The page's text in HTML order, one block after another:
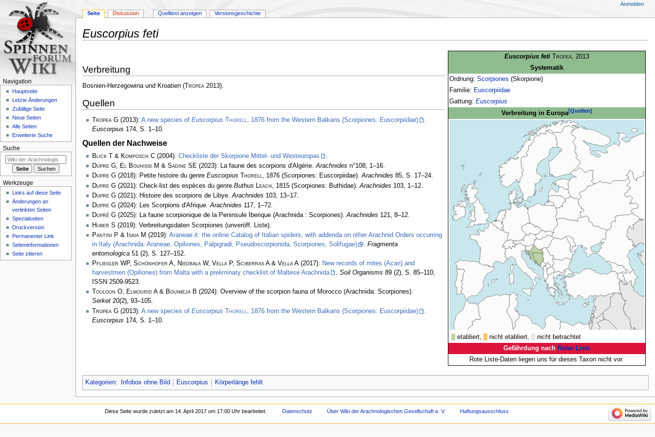
Euscorpius feti
springen
springen
Euscorpius feti Tropea, 2013
Systematik
Ordnung: Scorpiones (Skorpione)
Familie: Euscorpiidae
Gattung: Euscorpius
Verbreitung in Europa[Quellen]
etabliert, nicht etabliert,
nicht betrachtet
Gefährdung nach Roter Liste
Rote Liste-Daten liegen uns für dieses Taxon nicht vor.
Verbreitung
Bosnien-Herzegowina und Kroatien (Tropea2013).
Quellen
Tropea G(2013): A new species of Euscorpius Thorell , 1876 from the Western Balkans (Scorpiones: Euscorpiidae)
Euscorpius 174, S. 1–10.
Quellen der Nachweise
Blick T & Komposch C(2004): Checkliste der Skorpione Mittel- und Westeuropas
Dupre G, El Bouhissi M & Sadine SE(2023): La faune des scorpions d'Algérie.Arachnides n°108, 1–16.
Dupre G(2018): Petite histoire du genre Euscorpius Thorell, 1876 (Scorpiones: Euscorpiidae).Arachnides 85, S. 17–24.
Dupre G(2021): Check-list des espèces du genre Buthus Leach , 1815 (Scorpiones: Buthidae). Arachnides 103, 1­–12.
Dupre G(2021): Histoire des scorpions de Libye.Arachnides 103, 13–17.
Dupre G(2024): Les Scorpions d'Afrique.Arachnides 117, 1–72.
Dupré G(2025): La faune scorpionique de la Peninsule Iberique (Arachnida : Scorpiones).Arachnides 121, 8–12.
Huber S (2019): Verbreitungsdaten Scorpiones (unveröff. Liste).
Pantini P & Isaia M (2019): Araneae.it: the online Catalog of Italian spiders, with addenda on other Arachnid Orders occurring
in Italy (Arachnida: Araneae, Opiliones, Palpigradi, Pseudoscorpionida, Scorpiones, Solifugae)
. Fragmenta
entomologica51 (2), S. 127–152.
Pfliegler WP, Schönhofer A, Niedbała W, Vella P, Sciberras A & Vella A(2017): New records of mites (Acari) and
harvestmen (Opiliones) from Malta with a preliminary checklist of Maltese Arachnida
. Soil Organisms 89 (2), S. 85–110,
ISSN 2509-9523.
Touloun O, Elmourid A & Bouimeja B (2024): Overview of the scorpion fauna of Morocco (Arachnida: Scorpiones).
Serket20(2), 93–105.
Tropea G(2013): A new species of Euscorpius Thorell , 1876 from the Western Balkans (Scorpiones: Euscorpiidae)
Euscorpius 174, S. 1–10.
Kategorien: Infobox ohne Bild Euscorpius Körperlänge fehlt
Seite Diskussion Quelltext anzeigen Versionsgeschichte
Anmelden
Navigation
Hauptseite
Letzte Änderungen
Zufällige Seite
Neue Seiten
Alle Seiten
Erweiterte Suche
Suche
Werkzeuge
Links auf diese Seite
Änderungen an
verlinkten Seiten
Spezialseiten
Druckversion
Permanenter Link
Seiten­­informationen
Seite zitieren
Diese Seite wurde zuletzt am 14. April 2017 um 17:00 Uhr bearbeitet. Datenschutz Über Wiki der Arachnologischen Gesellschaft e. V. Haftungsausschluss